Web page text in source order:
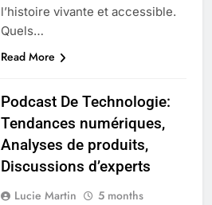
l’histoire vivante et accessible.
Quels…
Read More
Podcast De Technologie:
Tendances numériques,
Analyses de produits,
Discussions d’experts
Lucie Martin
5 months